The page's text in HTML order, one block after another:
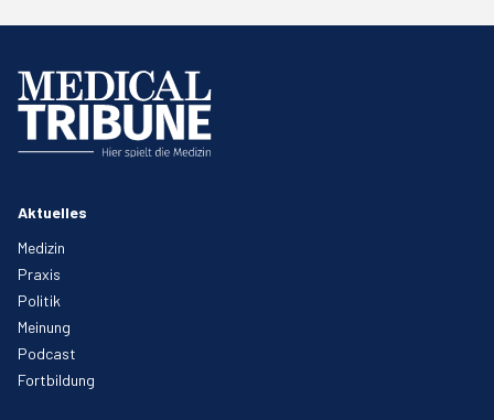
Aktuelles
Medizin
Praxis
Politik
Meinung
Podcast
Fortbildung